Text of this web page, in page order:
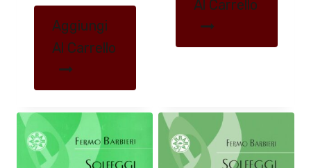
Aggiungi
Al Carrello
Al Carrello